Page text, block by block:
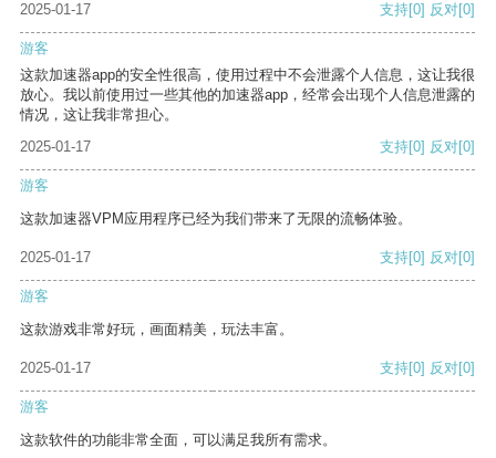
2025-01-17
支持[0] 反对[0]
游客
这款加速器app的安全性很高，使用过程中不会泄露个人信息，这让我很
放心。我以前使用过一些其他的加速器app，经常会出现个人信息泄露的
情况，这让我非常担心。
2025-01-17
支持[0] 反对[0]
游客
这款加速器VPM应用程序已经为我们带来了无限的流畅体验。
2025-01-17 支持[0] 反对[0]
游客
这款游戏非常好玩，画面精美，玩法丰富。
2025-01-17 支持[0] 反对[0]
游客
这款软件的功能非常全面，可以满足我所有需求。